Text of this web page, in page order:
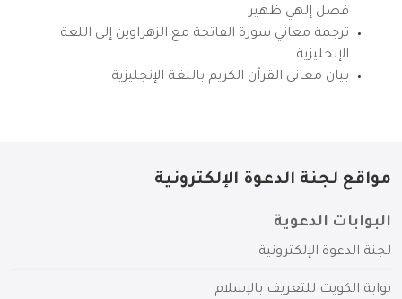
فضل إلهي ظهير
ترجمة معاني سورة الفاتحة مع الزهراوين إلى اللغة
الإنجليزية
بيان معاني القرآن الكريم باللغة الإنجليزية
مواقع لجنة الدعوة الإلكترونية
البوابات الدعوية
لجنة الدعوة الإلكترونية
بوابة الكويت للتعريف بالإسلام